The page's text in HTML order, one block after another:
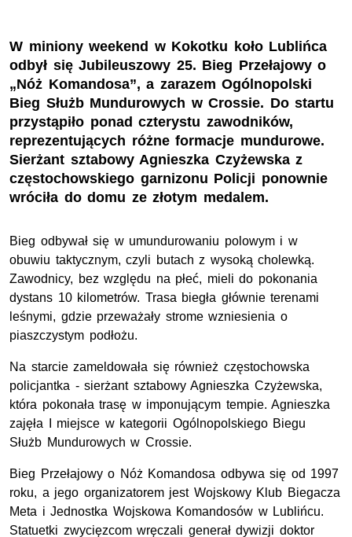
W miniony weekend w Kokotku koło Lublińca
odbył się Jubileuszowy 25. Bieg Przełajowy o
„Nóż Komandosa”, a zarazem Ogólnopolski
Bieg Służb Mundurowych w Crossie. Do startu
przystąpiło ponad czterystu zawodników,
reprezentujących różne formacje mundurowe.
Sierżant sztabowy Agnieszka Czyżewska z
częstochowskiego garnizonu Policji ponownie
wróciła do domu ze złotym medalem.
Bieg odbywał się w umundurowaniu polowym i w
obuwiu taktycznym, czyli butach z wysoką cholewką.
Zawodnicy, bez względu na płeć, mieli do pokonania
dystans 10 kilometrów. Trasa biegła głównie terenami
leśnymi, gdzie przeważały strome wzniesienia o
piaszczystym podłożu.
Na starcie zameldowała się również częstochowska
policjantka - sierżant sztabowy Agnieszka Czyżewska,
która pokonała trasę w imponującym tempie. Agnieszka
zajęła I miejsce w kategorii Ogólnopolskiego Biegu
Służb Mundurowych w Crossie.
Bieg Przełajowy o Nóż Komandosa odbywa się od 1997
roku, a jego organizatorem jest Wojskowy Klub Biegacza
Meta i Jednostka Wojskowa Komandosów w Lublińcu.
Statuetki zwycięzcom wręczali generał dywizji doktor